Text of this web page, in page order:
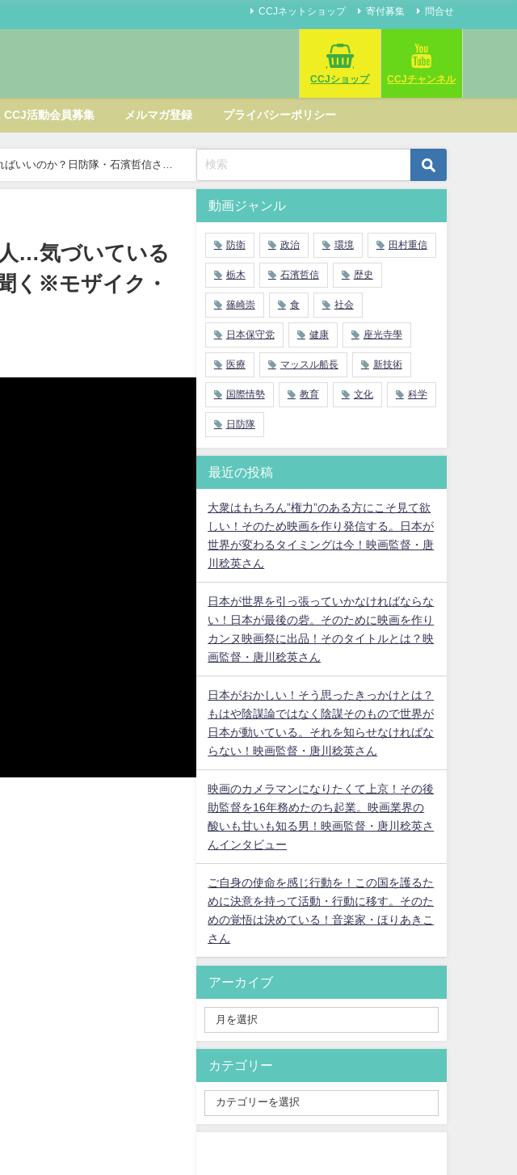
CCJネットショップ 寄付募集 問合せ
CCJショップ CCJチャンネル
CCJ活動会員募集 メルマガ登録 プライバシーポリシー
いいのか？日防隊・石濱哲信さん
…気づいている
く※モザイク・
動画ジャンル
防衛 政治 環境 田村重信
栃木 石濱哲信 歴史
篠崎崇 食 社会
日本保守党 健康 座光寺學
医療 マッスル船長 新技術
国際情勢 教育 文化 科学
日防隊
最近の投稿
大衆はもちろん”権力”のある方にこそ見て欲
しい！そのため映画を作り発信する。日本が
世界が変わるタイミングは今！映画監督・唐
川稔英さん
日本が世界を引っ張っていかなければならな
い！日本が最後の砦。そのために映画を作り
カンヌ映画祭に出品！そのタイトルとは？映
画監督・唐川稔英さん
日本がおかしい！そう思ったきっかけとは？
もはや陰謀論ではなく陰謀そのもので世界が
日本が動いている。それを知らせなければな
らない！映画監督・唐川稔英さん
映画のカメラマンになりたくて上京！その後
助監督を16年務めたのち起業。映画業界の
酸いも甘いも知る男！映画監督・唐川稔英さ
んインタビュー
ご自身の使命を感じ行動を！この国を護るた
めに決意を持って活動・行動に移す。そのた
めの覚悟は決めている！音楽家・ほりあきこ
さん
アーカイブ
カテゴリー